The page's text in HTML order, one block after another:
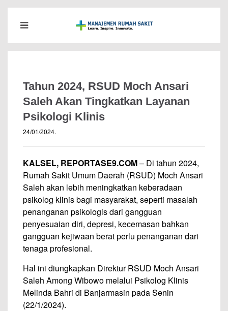
Tahun 2024, RSUD Moch Ansari
Saleh Akan Tingkatkan Layanan
Psikologi Klinis
24/01/2024.
KALSEL, REPORTASE9.COM– Di tahun 2024,
Rumah Sakit Umum Daerah (RSUD) Moch Ansari
Saleh akan lebih meningkatkan keberadaan
psikolog klinis bagi masyarakat, seperti masalah
penanganan psikologis dari gangguan
penyesuaian diri, depresi, kecemasan bahkan
gangguan kejiwaan berat perlu penanganan dari
tenaga profesional.
Hal ini diungkapkan Direktur RSUD Moch Ansari
Saleh Among Wibowo melalui Psikolog Klinis
Melinda Bahri di Banjarmasin pada Senin
(22/1/2024).